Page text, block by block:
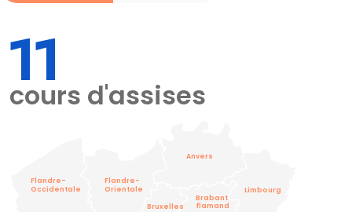
11
cours d'assises
Flandre-
Occidentale
Flandre-
Orientale
Anvers
Bruxelles
Brabant
flamand
Limbourg